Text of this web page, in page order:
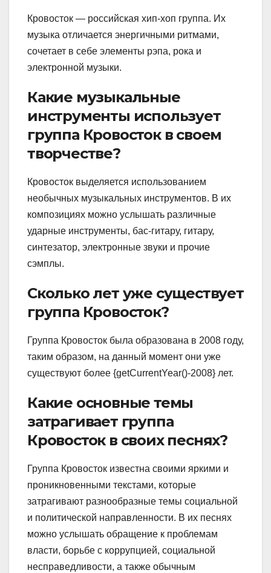
Кровосток — российская хип-хоп группа. Их
музыка отличается энергичными ритмами,
сочетает в себе элементы рэпа, рока и
электронной музыки.
Какие музыкальные
инструменты использует
группа Кровосток в своем
творчестве?
Кровосток выделяется использованием
необычных музыкальных инструментов. В их
композициях можно услышать различные
ударные инструменты, бас-гитару, гитару,
синтезатор, электронные звуки и прочие
сэмплы.
Сколько лет уже существует
группа Кровосток?
Группа Кровосток была образована в 2008 году,
таким образом, на данный момент они уже
существуют более {getCurrentYear()-2008} лет.
Какие основные темы
затрагивает группа
Кровосток в своих песнях?
Группа Кровосток известна своими яркими и
проникновенными текстами, которые
затрагивают разнообразные темы социальной
и политической направленности. В их песнях
можно услышать обращение к проблемам
власти, борьбе с коррупцией, социальной
несправедливости, а также обычным